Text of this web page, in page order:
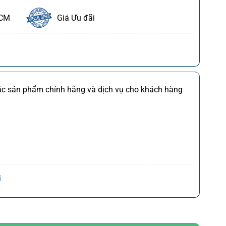
Giá Ưu đãi
Chi tiết
Chi tiết
sản phẩm chính hãng và dịch vụ cho khách hàng
Hưng Đạo, P. Cửa Nam, Q. Hoàn Kiếm, Tp. Hà